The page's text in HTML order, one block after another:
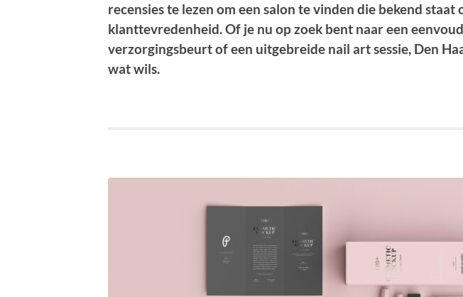
recensies te lezen om een salon te vinden die bekend
klanttevredenheid. Of je nu op zoek bent naar een
verzorgingsbeurt of een uitgebreide nail art sessie, Den
wat wils.